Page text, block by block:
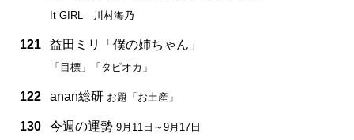
It GIRL 川村海乃
121 益田ミリ「僕の姉ちゃん」
「目標」「タピオカ」
122 anan総研 お題「お土産」
130 今週の運勢 9月11日～9月17日